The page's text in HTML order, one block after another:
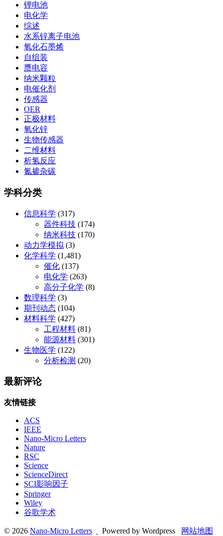
锂电池
电化学
综述
水系锌离子电池
氧化石墨烯
自组装
赝电容
纳米颗粒
电催化剂
传感器
OER
正极材料
氧化锌
生物传感器
二维材料
析氢反应
氮掺杂碳
学科分类
信息科学 (317)
器件科技 (174)
纳米科技 (170)
动力学模拟 (3)
化学科学 (1,481)
催化 (137)
电化学 (263)
高分子化学 (8)
数理科学 (3)
期刊动态 (104)
材料科学 (427)
工程材料 (81)
能源材料 (301)
生物医学 (122)
分析检测 (20)
最新评论
友情链接
ACS
IEEE
Nano-Micro Letters
Nature
RSC
Science
ScienceDirect
SCI影响因子
Springer
Wiley
谷歌学术
© 2026 Nano-Micro Letters Powered by Wordpress 网站地图